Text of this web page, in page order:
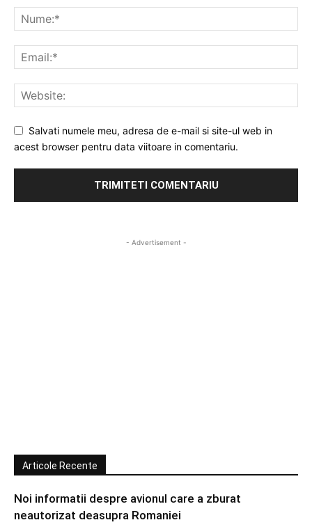
Salvati numele meu, adresa de e-mail si site-ul web in
acest browser pentru data viitoare in comentariu.
- Advertisement -
Articole Recente
Noi informatii despre avionul care a zburat
neautorizat deasupra Romaniei